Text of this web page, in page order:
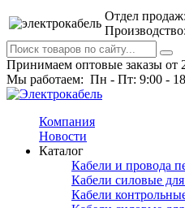
Отдел продаж:
Производство:
Принимаем оптовые заказы от
Мы работаем: Пн - Пт: 9:00 -
Компания
Новости
Каталог
Кабели и провода
Кабели силовые
Кабели